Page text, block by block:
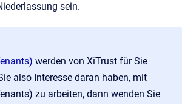
sein.
werden von XiTrust für Sie
also Interesse daran haben, mit
zu arbeiten, dann wenden Sie